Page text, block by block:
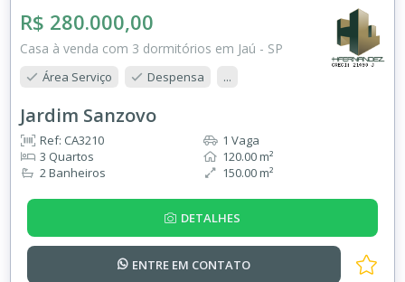
R$ 280.000,00
Casa à venda com 3 dormitórios em Jaú - SP
Área Serviço Despensa ...
Jardim Sanzovo
Ref: CA3210
3 Quartos
2 Banheiros
1 Vaga
120.00 m²
150.00 m²
DETALHES
ENTRE EM CONTATO